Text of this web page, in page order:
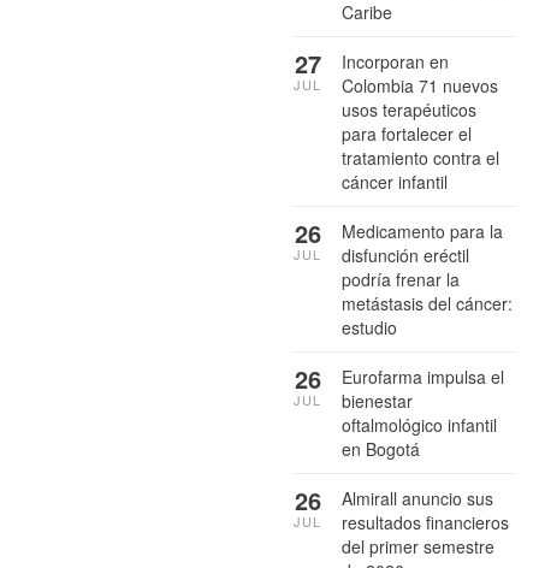
Caribe
Incorporan en
Colombia 71 nuevos
usos terapéuticos
para fortalecer el
tratamiento contra el
cáncer infantil
27
JUL
Medicamento para la
disfunción eréctil
podría frenar la
metástasis del cáncer:
estudio
26
JUL
Eurofarma impulsa el
bienestar
oftalmológico infantil
en Bogotá
26
JUL
Almirall anuncio sus
resultados financieros
del primer semestre
26
JUL